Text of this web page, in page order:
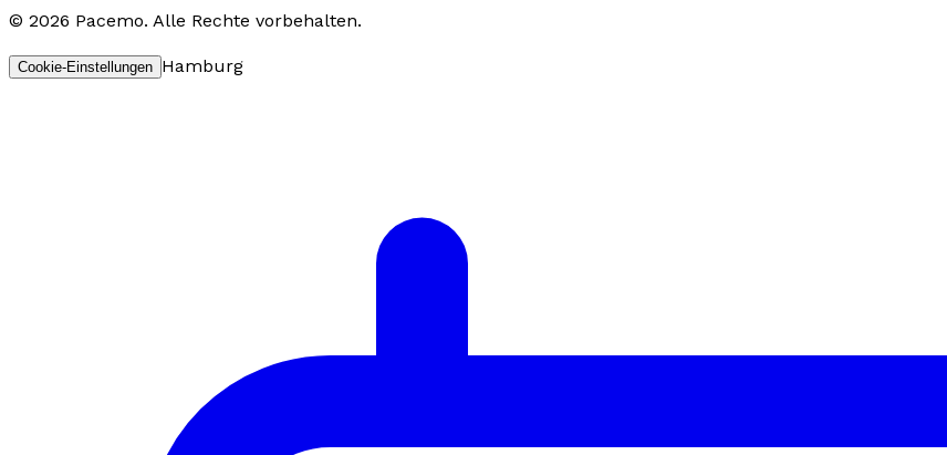
© 2026 Pacemo. Alle Rechte vorbehalten.
Cookie-Einstellungen Hamburg